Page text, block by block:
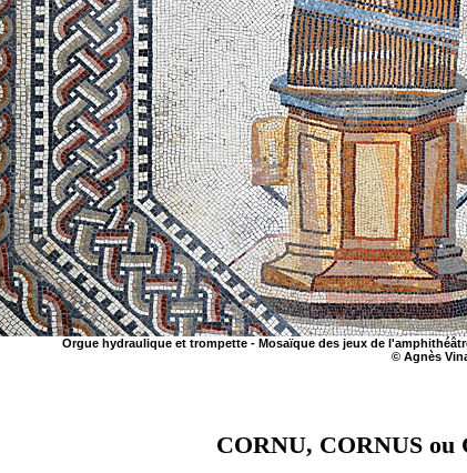
Orgue hydraulique et trompette - Mosaïque des jeux de
© Agnès
CORNU, CORNUS ou